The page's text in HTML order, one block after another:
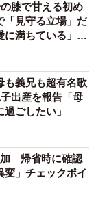
膝で甘える初め
見守る立場」だ
満ちている」
も義兄も超有名歌
出産を報告「母
ごしたい」
加 帰省時に確認
変」チェックポイ